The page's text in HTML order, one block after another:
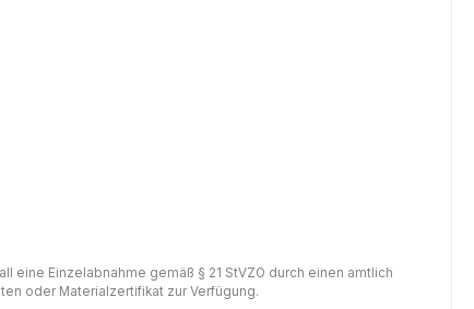
Einzelabnahme gemäß § 21 StVZO durch einen amtlich
oder Materialzertifikat zur Verfügung.